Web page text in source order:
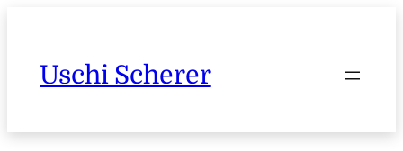
Uschi Scherer